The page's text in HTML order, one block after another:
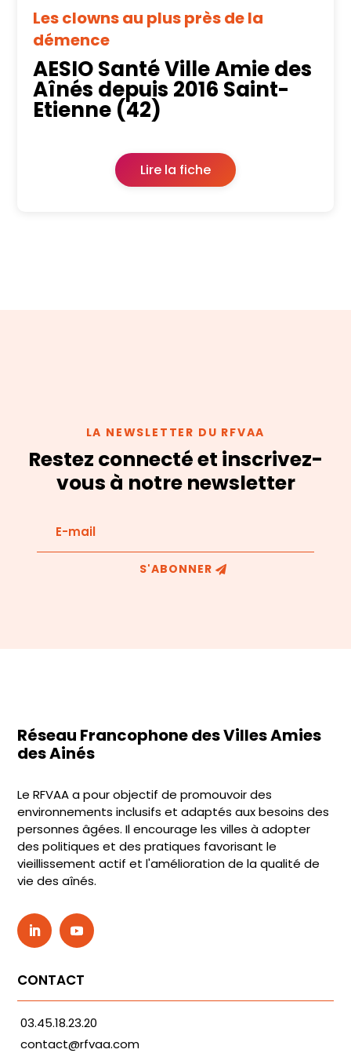
Les clowns au plus près de la
démence
AESIO Santé Ville Amie des
Aînés depuis 2016 Saint-
Etienne (42)
Lire la fiche
LA NEWSLETTER DU RFVAA
Restez connecté et inscrivez-
vous à notre newsletter
S'ABONNER
Réseau Francophone des Villes Amies
des Ainés
Le RFVAA a pour objectif de promouvoir des
environnements inclusifs et adaptés aux besoins des
personnes âgées. Il encourage les villes à adopter
des politiques et des pratiques favorisant le
vieillissement actif et l'amélioration de la qualité de
vie des aînés.
CONTACT
03.45.18.23.20
contact@rfvaa.com